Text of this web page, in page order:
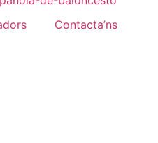
Contacta’ns